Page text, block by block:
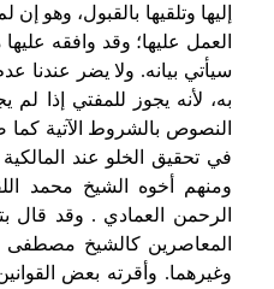
إليها وتلقيها بالقبول، وهو
العمل عليها؛ وقد وافقه
سيأتي بيانه. ولا يضر عندنا
به، لأنه يجوز للمفتي إذا لم
النصوص بالشروط الآتية
في تحقيق الخلو عند المالكية
ومنهم أخوه الشيخ محمد
الرحمن العمادي . وقد قال
المعاصرين كالشيخ مصطفى
وغيرهما. وأقرته بعض